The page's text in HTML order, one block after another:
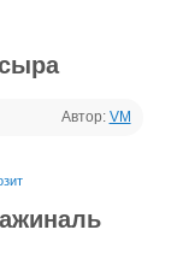
Автор: VM